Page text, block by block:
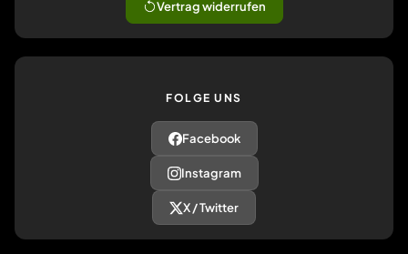
Vertrag widerrufen
FOLGE UNS
Facebook
Instagram
X / Twitter